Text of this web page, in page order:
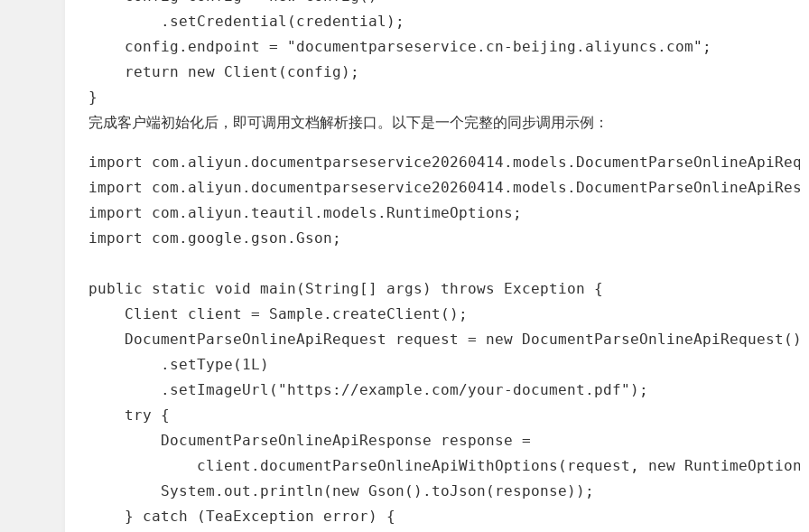
        .setCredential(credential);
    config.endpoint = "documentparseservice.cn-beijing.aliyuncs.com";
    return new Client(config);
}
完成客户端初始化后，即可调用文档解析接口。以下是一个完整的同步调用示例：
import
import
import com.aliyun.teautil.models.RuntimeOptions;
import com.google.gson.Gson;
public static void main(String[] args) throws Exception {
    Client client = Sample.createClient();
    DocumentParseOnlineApiRequest request = new DocumentParseOnlineApiRequest()
        .setType(1L)
        .setImageUrl("https://example.com/your-document.pdf");
    try {
        DocumentParseOnlineApiResponse response =
client.documentParseOnlineApiWithOptions(request, new
        System.out.println(new Gson().toJson(response));
    } catch (TeaException error) {